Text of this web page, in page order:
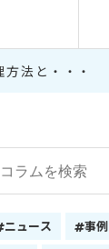
法と・・・
ニュース 事例